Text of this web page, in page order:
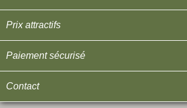
Prix attractifs
Paiement sécurisé
Contact